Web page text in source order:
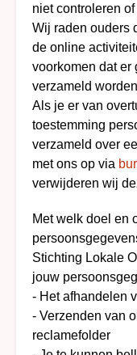
niet controleren
Wij raden ouders
de online
voorkomen dat er
verzameld
Als je er van
toestemming
verzameld over
met ons op via
verwijderen wij
Met welk doel en
Stichting Lokale
jouw
- Het afhandelen
- Verzenden van
reclamefolder